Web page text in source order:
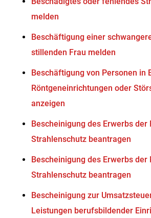
melden
Beschäftigung einer
stillenden Frau melden
Beschäftigung von Personen in
Röntgeneinrichtungen oder
anzeigen
Bescheinigung des Erwerbs der
Strahlenschutz beantragen
Bescheinigung des Erwerbs der
Strahlenschutz beantragen
Bescheinigung zur
Leistungen berufsbildender